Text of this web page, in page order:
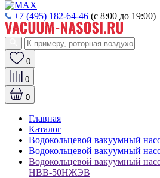
+7 (495) 182-64-46 (с 8:00 до 19:00)
0
0
0
Главная
Каталог
Водокольцевой вакуумный
Водокольцевой вакуумный
Водокольцевой вакуумный
НВВ-50НЖЭВ